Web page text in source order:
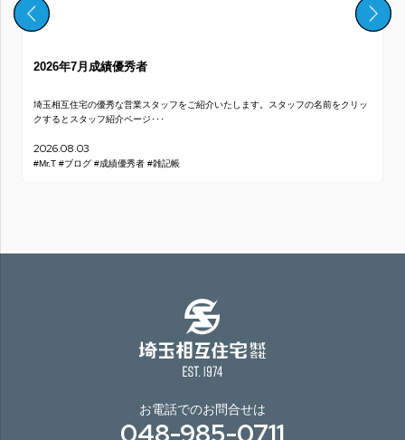
2026年7月成績優秀者
埼玉相互住宅の優秀な営業スタッフをご紹介いたします。スタッフの名前をクリッ
クするとスタッフ紹介ページ･･･
2026.08.03
#Mr.T #ブログ #成績優秀者 #雑記帳
お電話でのお問合せは